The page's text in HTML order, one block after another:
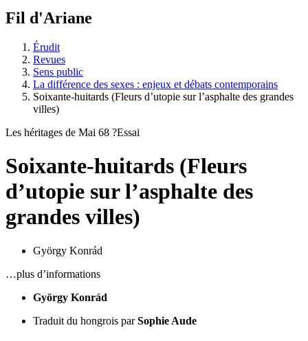
Fil d'Ariane
Érudit
Revues
Sens public
La différence des sexes : enjeux et débats contemporains
Soixante-huitards (Fleurs d’utopie sur l’asphalte des grandes
villes)
Les héritages de Mai 68 ?Essai
Soixante-huitards (Fleurs
d’utopie sur l’asphalte des
grandes villes)
György Konrád
…plus d’informations
György Konrád
Traduit du hongrois par Sophie Aude